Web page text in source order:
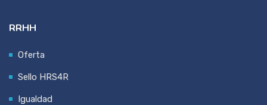
RRHH
Oferta
Sello HRS4R
Igualdad